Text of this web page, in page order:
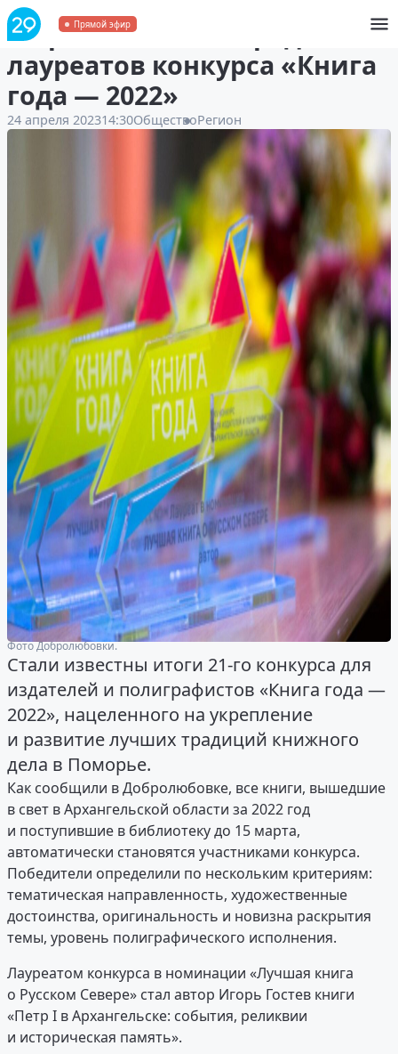
Прямой эфир
В Архангельске определили
лауреатов конкурса «Книга
года — 2022»
24 апреля 202314:30ОбществоРегион
Фото Добролюбовки.
Стали известны итоги 21-го конкурса для
издателей и полиграфистов «Книга года —
2022», нацеленного на укрепление
и развитие лучших традиций книжного
дела в Поморье.
Как сообщили в Добролюбовке, все книги, вышедшие
в свет в Архангельской области за 2022 год
и поступившие в библиотеку до 15 марта,
автоматически становятся участниками конкурса.
Победители определили по нескольким критериям:
тематическая направленность, художественные
достоинства, оригинальность и новизна раскрытия
темы, уровень полиграфического исполнения.
Лауреатом конкурса в номинации «Лучшая книга
о Русском Севере» стал автор Игорь Гостев книги
«Петр I в Архангельске: события, реликвии
и историческая память».